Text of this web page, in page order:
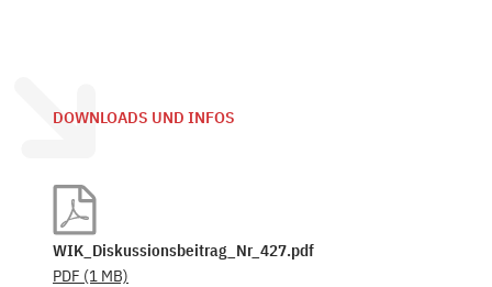
DOWNLOADS UND INFOS
WIK_Diskussionsbeitrag_Nr_427.pdf
PDF (1 MB)